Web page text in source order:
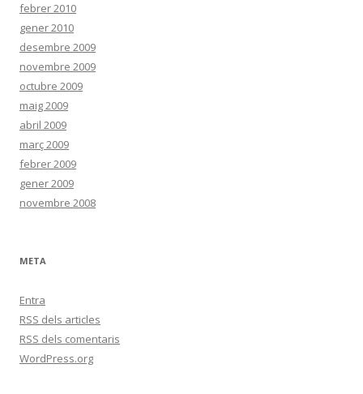
febrer 2010
gener 2010
desembre 2009
novembre 2009
octubre 2009
maig 2009
abril 2009
març 2009
febrer 2009
gener 2009
novembre 2008
META
Entra
RSS dels articles
RSS dels comentaris
WordPress.org